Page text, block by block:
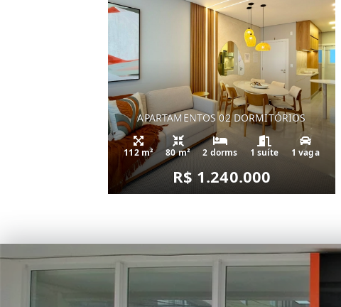
APARTAMENTOS 02 DORMITÓRIOS
112 m² 80 m² 2 dorms 1 suíte 1 vaga
R$ 1.240.000